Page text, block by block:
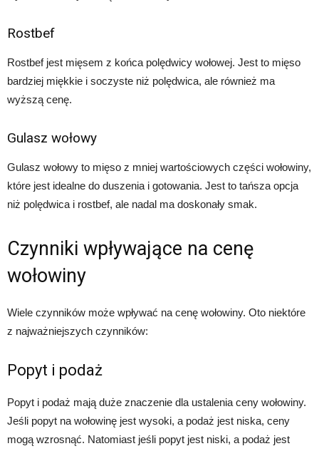
Rostbef
Rostbef jest mięsem z końca polędwicy wołowej. Jest to mięso
bardziej miękkie i soczyste niż polędwica, ale również ma
wyższą cenę.
Gulasz wołowy
Gulasz wołowy to mięso z mniej wartościowych części wołowiny,
które jest idealne do duszenia i gotowania. Jest to tańsza opcja
niż polędwica i rostbef, ale nadal ma doskonały smak.
Czynniki wpływające na cenę
wołowiny
Wiele czynników może wpływać na cenę wołowiny. Oto niektóre
z najważniejszych czynników:
Popyt i podaż
Popyt i podaż mają duże znaczenie dla ustalenia ceny wołowiny.
Jeśli popyt na wołowinę jest wysoki, a podaż jest niska, ceny
mogą wzrosnąć. Natomiast jeśli popyt jest niski, a podaż jest